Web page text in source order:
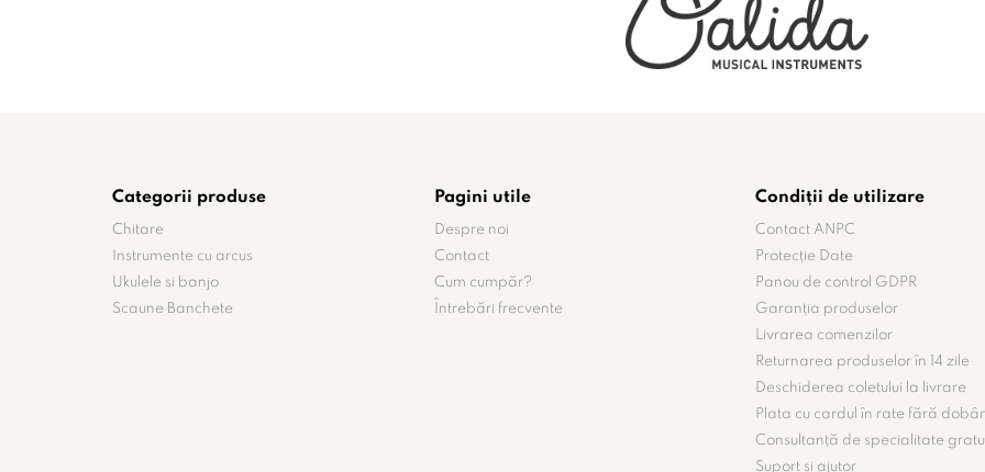
Categorii produse
Chitare
Instrumente cu arcus
Ukulele si banjo
Scaune Banchete
Pagini utile
Despre noi
Contact
Cum cumpăr?
Întrebări frecvente
Condiții de utilizare
Contact ANPC
Protecție Date
Panou de control GDPR
Garanția produselor
Livrarea comenzilor
Returnarea produselor în 14 zile
Deschiderea coletului la livrare
Plata cu cardul în rate fără
Consultanță de specialitate
Suport și ajutor